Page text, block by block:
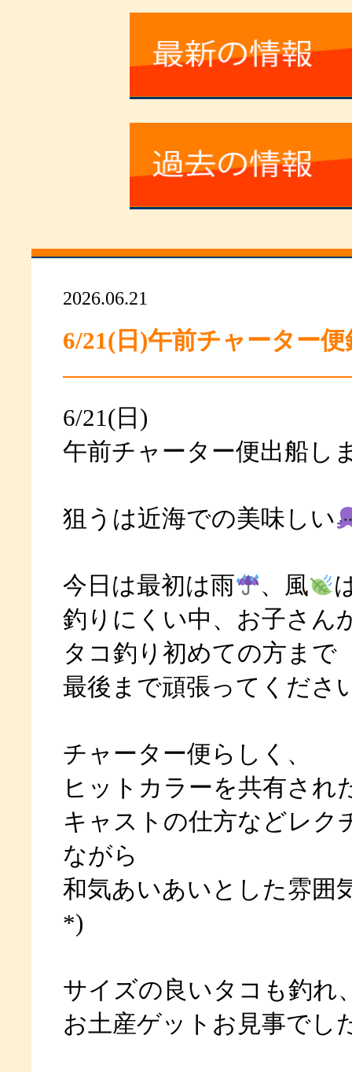
2026.06.21
6/21(日)午前チャーター便
6/21(日)
午前チャーター便出船し
狙うは近海での美味しい
今日は最初は雨 、風
釣りにくい中、お子さん
タコ釣り初めての方まで
最後まで頑張ってくださ
チャーター便らしく、
ヒットカラーを共有され
キャストの仕方などレク
ながら
和気あいあいとした雰囲
*)
サイズの良いタコも釣れ
お土産ゲットお見事でし